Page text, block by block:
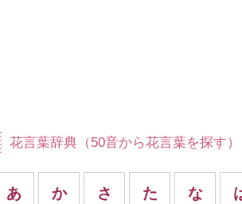
花言葉辞典（50音から花言葉を探す）
あ か さ た な